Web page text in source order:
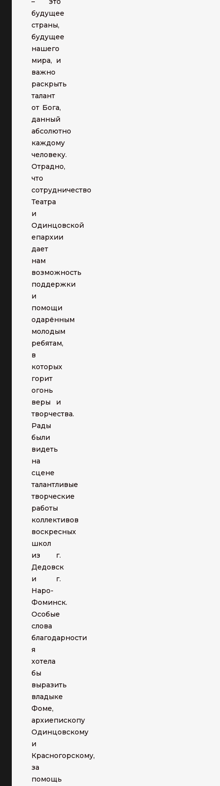
будущее
страны,
будущее
нашего
мира, и
важно
раскрыть
талант
от Бога,
данный
абсолютно
каждому
человеку.
Отрадно,
что
сотрудничество
Театра
и
Одинцовской
епархии
дает
нам
возможность
поддержки
и
помощи
одарённым
молодым
ребятам,
в
которых
горит
огонь
веры и
творчества.
Рады
были
видеть
на
сцене
талантливые
творческие
работы
коллективов
воскресных
школ
из г.
Дедовск
и г.
Наро-
Фоминск.
Особые
слова
благодарности
я
хотела
бы
выразить
владыке
Фоме,
архиепископу
Одинцовскому
и
Красногорскому,
за
помощь